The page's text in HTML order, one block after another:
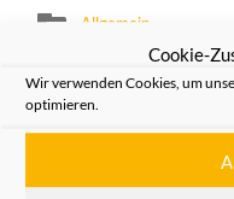
Cookie-
Wir verwenden Cookies, um
optimieren.
Allgemein
VORHERIGER BEITRAG
NÄCHSTER BEITRAG